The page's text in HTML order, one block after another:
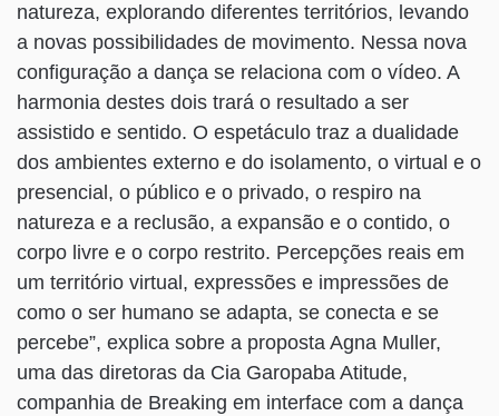
natureza, explorando diferentes territórios, levando
a novas possibilidades de movimento. Nessa nova
configuração a dança se relaciona com o vídeo. A
harmonia destes dois trará o resultado a ser
assistido e sentido. O espetáculo traz a dualidade
dos ambientes externo e do isolamento, o virtual e o
presencial, o público e o privado, o respiro na
natureza e a reclusão, a expansão e o contido, o
corpo livre e o corpo restrito. Percepções reais em
um território virtual, expressões e impressões de
como o ser humano se adapta, se conecta e se
percebe”, explica sobre a proposta Agna Muller,
uma das diretoras da Cia Garopaba Atitude,
companhia de Breaking em interface com a dança